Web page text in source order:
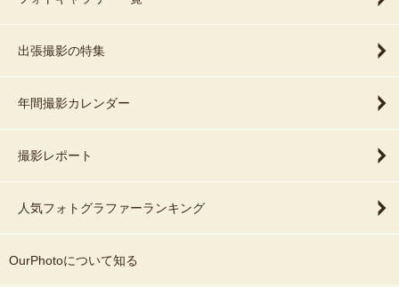
出張撮影の特集
年間撮影カレンダー
撮影レポート
人気フォトグラファーランキング
OurPhotoについて知る